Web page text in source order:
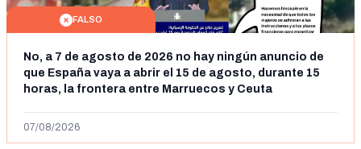
FALSO
No, a 7 de agosto de 2026 no hay ningún anuncio de
que España vaya a abrir el 15 de agosto, durante 15
horas, la frontera entre Marruecos y Ceuta
07/08/2026